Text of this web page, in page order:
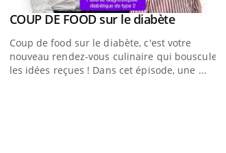
Youtube
COUP DE FOOD sur le diabèteYoutube
Coup de food sur le diabète, c'est votre
nouveau rendez-vous culinaire qui bouscule
les idées reçues ! Dans cet épisode, une ...